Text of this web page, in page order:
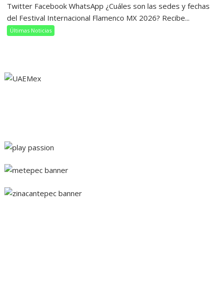
Twitter Facebook WhatsApp ¿Cuáles son las sedes y fechas
del Festival Internacional Flamenco MX 2026? Recibe...
Últimas Noticias